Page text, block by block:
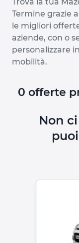
Termine grazie
le migliori
aziende, con o
personalizzare
mobilità.
0 offerte
Non